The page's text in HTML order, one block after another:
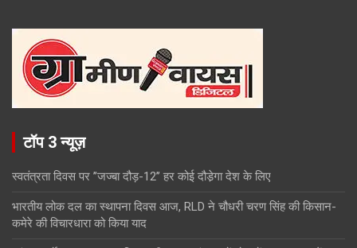
टॉप 3 न्यूज़
स्वतंत्रता दिवस पर ’’जज्बा दौड़-12’’ हर कोई दौडे़गा देश के लिए
भारतीय लोक दल का स्थापना दिवस आज, RLD ने चौधरी चरण सिंह की किसान-
कमेरे की विचारधारा को किया याद